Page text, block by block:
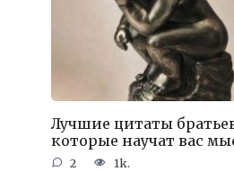
Лучшие цитаты
которые научат вас
2 1k.